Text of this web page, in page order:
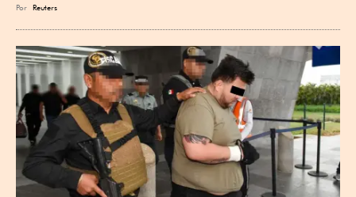
Por Reuters